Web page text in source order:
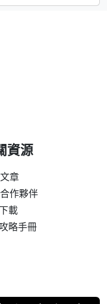
資源
章
作夥伴
載
略手冊